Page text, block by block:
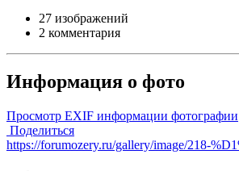
27 изображений
2 комментария
Информация о фото
Просмотр EXIF информации фотографии
Поделиться
https://forumozery.ru/gallery/image/218-